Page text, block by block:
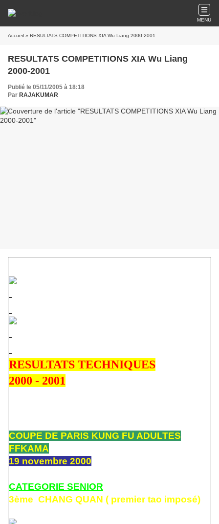
MENU
Accueil » RESULTATS COMPETITIONS XIA Wu Liang 2000-2001
RESULTATS COMPETITIONS XIA Wu Liang
2000-2001
Publié le 05/11/2005 à 18:18
Par RAJAKUMAR
RESULTATS TECHNIQUES
2000 - 2001
COUPE DE PARIS KUNG FU ADULTES
FFKAMA
19 novembre 2000
CATEGORIE SENIOR
3ème CHANG QUAN ( premier tao imposé)